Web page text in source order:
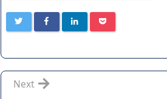
Next